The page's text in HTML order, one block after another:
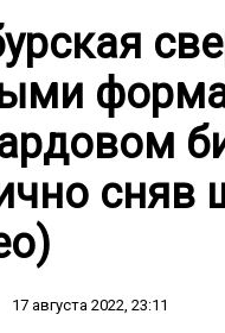
сняв
17 августа 2022, 23:11